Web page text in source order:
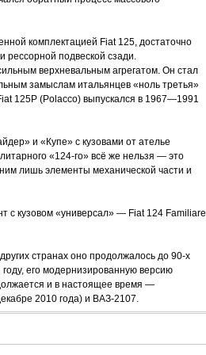
комплектацией Fiat 125, достаточно
рессорной подвеской сзади.
верхневальным агрегатом. Он стал
замыслам итальянцев «ноль третья»
125P (Polacco) выпускался в 1967—1991
и «Купе» с кузовами от ателье
«124-го» всё же нельзя — это
лишь элементы механической части и
с кузовом «универсал» — Fiat 124 Familiare
странах оно продолжалось до 90-х
его модернизированную версию
и в настоящее время —
2010 года) и ВАЗ-2107.